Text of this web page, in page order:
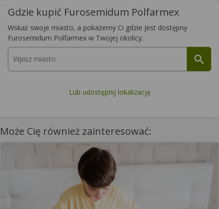
Gdzie kupić Furosemidum Polfarmex
Wskaż swoje miasto, a pokażemy Ci gdzie jest dostępny
Furosemidum Polfarmex w Twojej okolicy.
Lub udostępnij lokalizację
Może Cię również zainteresować: